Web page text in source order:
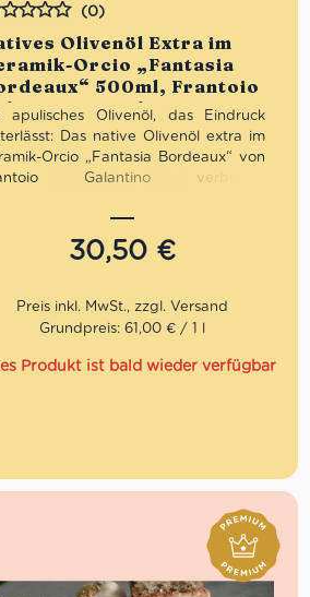
Olivenöl Extra im
Orcio „Fantasia
500ml, Frantoio
• Feinkost aus
(0)
apulisches Olivenöl, das Eindruck
Das native Olivenöl extra im
Orcio „Fantasia Bordeaux“ von
Galantino verbindet
einem eleganten, bordeauxfarbenen
Intensiv, fruchtig und
– geschützt vor Licht und
hochwertiges Geschenk oder als
Highlight in der Küche.
erhalte beim Kauf von 3
30,50 €
Grundpreis: 61,00 € / 1 l
Produkt ist bald wieder verfügbar